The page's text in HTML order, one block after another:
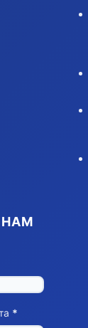
НАМ
*